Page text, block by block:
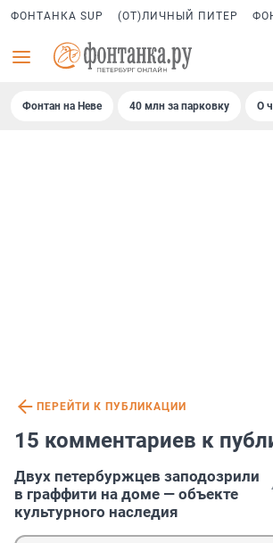
ФОНТАНКА SUP (ОТ)ЛИЧНЫЙ ПИТЕР
Фонтан на Неве 40 млн за парковку О
ПЕРЕЙТИ К ПУБЛИКАЦИИ
15 комментариев к
Двух петербуржцев заподозрили
в граффити на доме — объекте
культурного наследия